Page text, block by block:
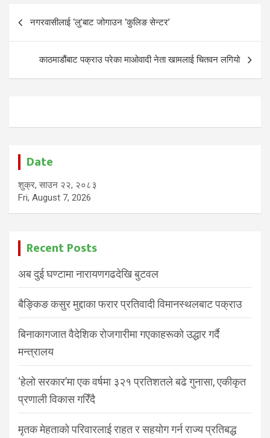
Post
navigation
नगरवासीलाई ‘लु’बाट जोगाउन ‘कुलिङ सेन्टर’
काठमाडौंबाट पक्राउ परेका माओवादी नेता खामलाई चितवन लगियो
Date
शुक्र, साउन २२, २०८३
Fri, August 7, 2026
Recent Posts
अब दुई घण्टामा नारायणगढदेखि बुटवल
बैङ्किङ कसुर मुद्दाका फरार प्रतिवादी विमानस्थलबाट पक्राउ
बिनाकागजात वैदेशिक रोजगारीमा गएकाहरूको उद्धार गर्दै
मन्त्रालय
‘हेलो सरकार’मा एक वर्षमा ३२१ प्रतिशतले बढे गुनासा, एकीकृत
प्रणाली विकास गरिँदै
मृतक मेहताको परिवारलाई राहत र सहयोग गर्न राज्य प्रतिबद्ध